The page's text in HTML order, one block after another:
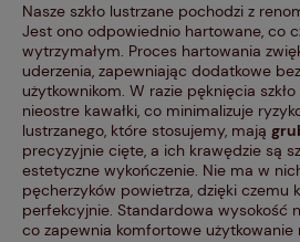
Nasze szkło lustrzane pochodzi z
Jest ono odpowiednio hartowane, co
wytrzymałym. Proces hartowania
uderzenia, zapewniając dodatkowe
użytkownikom. W razie pęknięcia
nieostre kawałki, co minimalizuje
lustrzanego, które stosujemy, mają
precyzyjnie cięte, a ich krawędzie są
estetyczne wykończenie. Nie ma w
pęcherzyków powietrza, dzięki czemu
perfekcyjnie. Standardowa wysokość
co zapewnia komfortowe użytkowanie